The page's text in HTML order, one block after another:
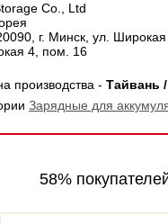
Co., Ltd
г. Минск, ул.
4, пом. 16
производства - Тайвань
Зарядные для
58%